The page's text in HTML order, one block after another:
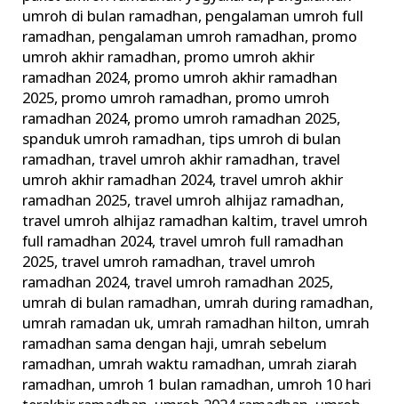
umroh di bulan ramadhan, pengalaman umroh full
ramadhan, pengalaman umroh ramadhan, promo
umroh akhir ramadhan, promo umroh akhir
ramadhan 2024, promo umroh akhir ramadhan
2025, promo umroh ramadhan, promo umroh
ramadhan 2024, promo umroh ramadhan 2025,
spanduk umroh ramadhan,tips umroh di bulan
ramadhan,travel umroh akhir ramadhan,travel
umroh akhir ramadhan 2024,travel umroh akhir
ramadhan 2025,travel umroh alhijaz ramadhan,
travel umroh alhijaz ramadhan kaltim,travel umroh
full ramadhan 2024,travel umroh full ramadhan
2025,travel umroh ramadhan,travel umroh
ramadhan 2024,travel umroh ramadhan 2025,
umrah di bulan ramadhan, umrah during ramadhan,
umrah ramadan uk, umrah ramadhan hilton, umrah
ramadhan sama dengan haji, umrah sebelum
ramadhan, umrah waktu ramadhan, umrah ziarah
ramadhan, umroh 1 bulan ramadhan, umroh 10 hari